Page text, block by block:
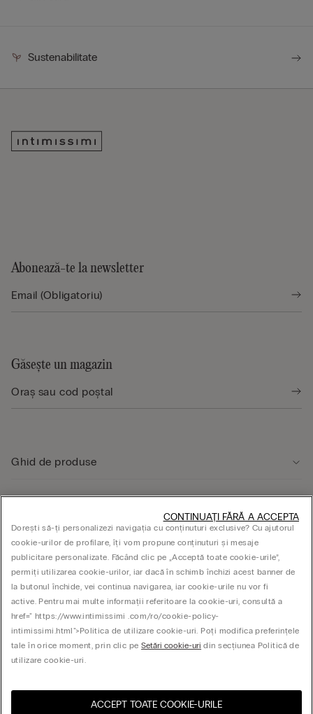
Selectați dimensiunea
Sustenabilitate
Abonează-te la newsletter
Găsește un magazin
Ghid de produse
ASPECTE JURIDICE
Companie
© CALZEDONIA SpA, Via Monte Baldo, 20 - 37062 - Dossobuono di Villafranca (VR) -
Dorești să-ți personalizezi navigația cu conținuturi exclusive? Cu ajutorul
cookie-urilor de profilare, îți vom propune conținuturi și mesaje
publicitare personalizate. Făcând clic pe „Acceptă toate cookie-urile”,
permiți utilizarea cookie-urilor, iar dacă în schimb închizi acest banner de
la butonul închide, vei continua navigarea, iar cookie-urile nu vor fi
active. Pentru mai multe informații referitoare la cookie-uri, consultă a
href=" https://www.intimissimi .com/ro/cookie-policy-
intimissimi.html">Politica de utilizare cookie-uri. Poți modifica preferințele
tale în orice moment, prin clic peSetări cookie-uri din secțiunea Politică de
utilizare cookie-uri.
ACCEPT TOATE COOKIE-URILE
CONTINUAȚI FĂRĂ A ACCEPTA